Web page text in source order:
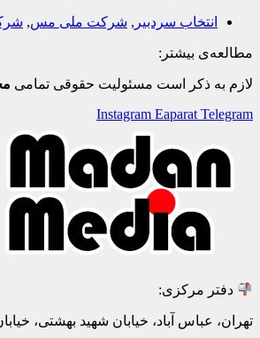
انتخاب سردبیر , شرکت ملی مس,
مطالعه‌ی بیشتر:
لازم به ذکر است مسئولیت حقوقی تمامی
Instagram Eaparat Telegram
دفتر مرکزی:
تهران، عباس آباد، خیابان شهید بهشتی، خیابان